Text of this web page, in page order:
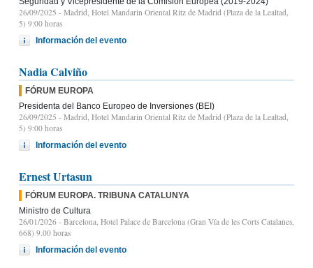
26/09/2025 - Madrid, Hotel Mandarin Oriental Ritz de Madrid (Plaza de la Lealtad,
5) 9:00 horas
Información del evento
Nadia Calviño
FÓRUM EUROPA
Presidenta del Banco Europeo de Inversiones (BEI)
26/09/2025 - Madrid, Hotel Mandarin Oriental Ritz de Madrid (Plaza de la Lealtad,
5) 9:00 horas
Información del evento
Ernest Urtasun
FÓRUM EUROPA. TRIBUNA CATALUNYA
Ministro de Cultura
26/01/2026 - Barcelona, Hotel Palace de Barcelona (Gran Vía de les Corts Catalanes,
668) 9.00 horas
Información del evento